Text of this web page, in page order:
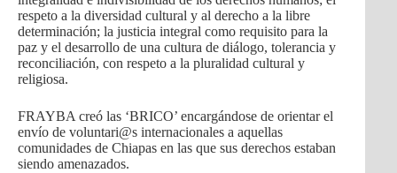
respeto a la diversidad cultural y al derecho a la libre
determinación; la justicia integral como requisito para la
paz y el desarrollo de una cultura de diálogo, tolerancia y
reconciliación, con respeto a la pluralidad cultural y
religiosa.
FRAYBA creó las ‘BRICO’ encargándose de orientar el
envío de voluntari@s internacionales a aquellas
comunidades de Chiapas en las que sus derechos estaban
siendo amenazados.